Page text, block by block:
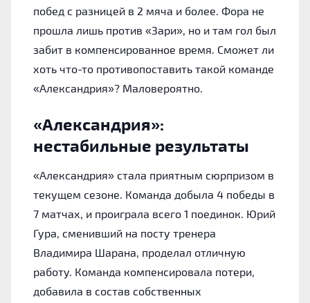
побед с разницей в 2 мяча и более. Фора не
прошла лишь против «Зари», но и там гол был
забит в компенсированное время. Сможет ли
хоть что-то противопоставить такой команде
«Александрия»? Маловероятно.
«Александрия»:
нестабильные результаты
«Александрия» стала приятным сюрпризом в
текущем сезоне. Команда добыла 4 победы в
7 матчах, и проиграла всего 1 поединок. Юрий
Гура, сменивший на посту тренера
Владимира Шарана, проделал отличную
работу. Команда компенсировала потери,
добавила в состав собственных